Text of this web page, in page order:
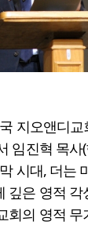
지오앤디
임진혁 목사
시대, 더는
깊은 영적 각
회의 영적